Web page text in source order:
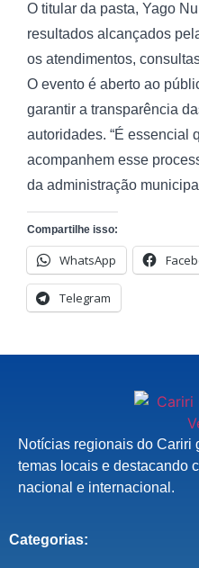
O titular da pasta, Yago
resultados alcançados
os atendimentos,
O evento é aberto ao
garantir a transparência
autoridades. “É essencial
acompanhem esse
da administração
Compartilhe isso:
WhatsApp
Telegram
Notícias regionais do Cariri
temas locais e destacando
nacional e internacional.
Categorias: